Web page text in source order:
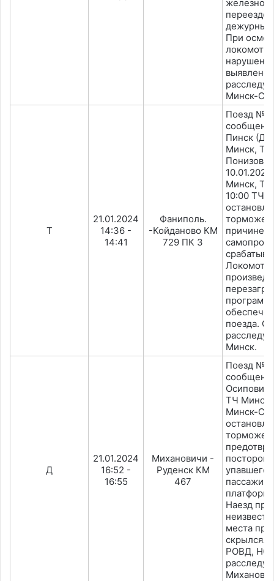
переезде
дежурным
При
Минск-
Т
21.01.2024
14:36 -
14:41
Фаниполь.
-Койданово КМ
729 ПК 3
Поезд
Пинск
Минск,
Минск,
10:00 ТЧ
причине
поезда.
Минск.
Д
21.01.2024
16:52 -
16:55
Михановичи -
Руденск КМ
467
Поезд
ТЧ
Минск-
упавшего
Наезд
места
скрылся.
РОВД, НО.